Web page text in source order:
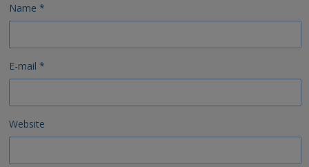
Name*
E-mail*
Website